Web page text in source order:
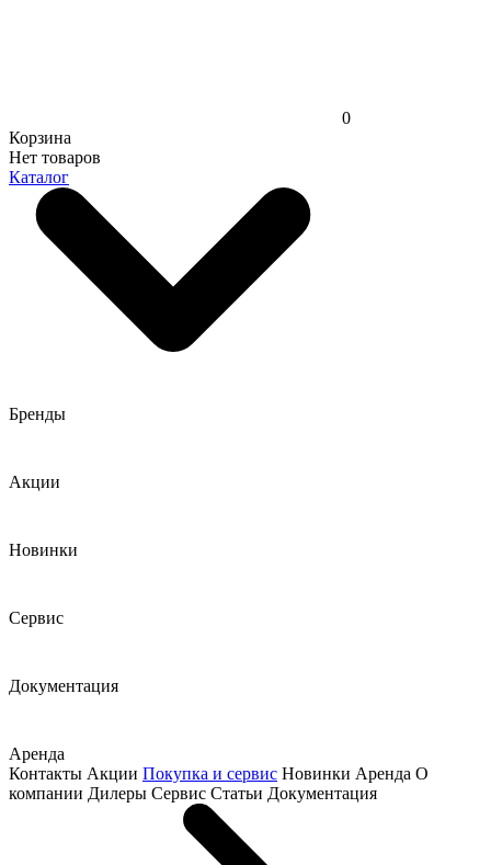
0
Корзина
Нет товаров
Каталог
Бренды
Акции
Новинки
Сервис
Документация
Аренда
Контакты Акции Покупка и сервис Новинки Аренда О
компании Дилеры Сервис Статьи Документация